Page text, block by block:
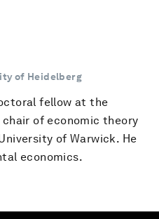
of Heidelberg
fellow at the
chair of economic theory
of Warwick. He
economics.